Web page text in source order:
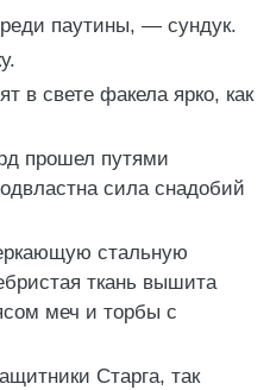
паутины, — сундук.
в свете факела ярко, как
прошел путями
сила снадобий
стальную
ткань вышита
меч и торбы с
Старга, так